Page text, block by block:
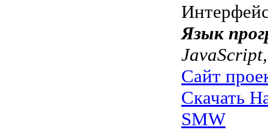
Язык
Сайт
Скачать
SMW